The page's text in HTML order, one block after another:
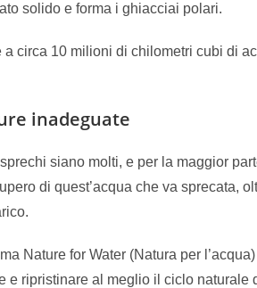
solido e forma i ghiacciai polari.
circa 10 milioni di chilometri cubi di
inadeguate
siano molti, e per la maggior
di quest’acqua che va sprecata,
Nature for Water (Natura per
e ripristinare al meglio il ciclo naturale